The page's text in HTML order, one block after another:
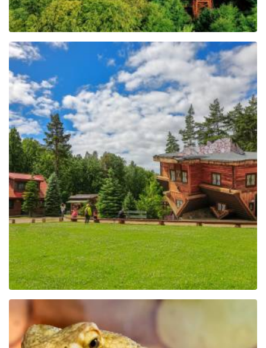
The Regional Centre of
Education and
Promotion in Szymbark